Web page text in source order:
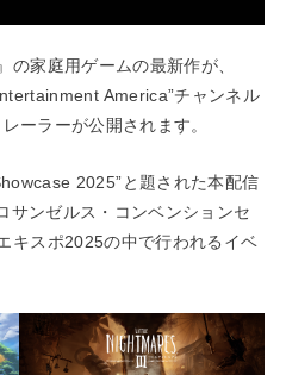
家庭用ゲームの最新作が、
America”チャンネル
ーラーが公開されます。
2025”と題された本配信
サンゼルス・コンベンションセ
キスポ2025の中で行われるイベ